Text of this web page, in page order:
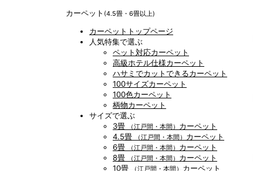
カーペット (4.5畳・6畳以上)
カーペットトップページ
人気特集で選ぶ
ペット対応カーペット
高級ホテル仕様カーペット
ハサミでカットできるカーペット
100サイズカーペット
100色カーペット
柄物カーペット
サイズで選ぶ
3畳
（江戸間・本間） カーペット
4.5畳
（江戸間・本間） カーペット
6畳
（江戸間・本間） カーペット
8畳
（江戸間・本間） カーペット
10畳
（江戸間・本間） カーペット